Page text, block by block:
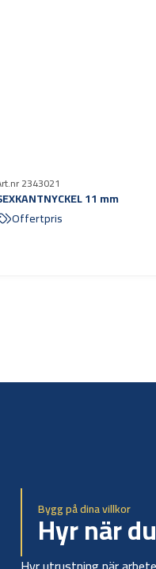
2343021
11 mm
Offertpris
Bygg på dina villkor
Hyr när